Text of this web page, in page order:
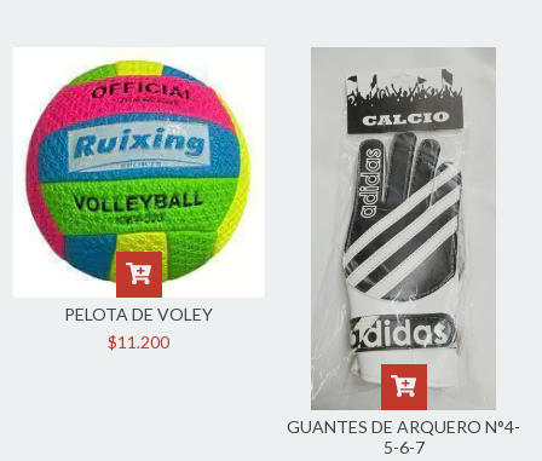
PELOTA DE VOLEY
$11.200
GUANTES DE ARQUERO N°4-
5-6-7